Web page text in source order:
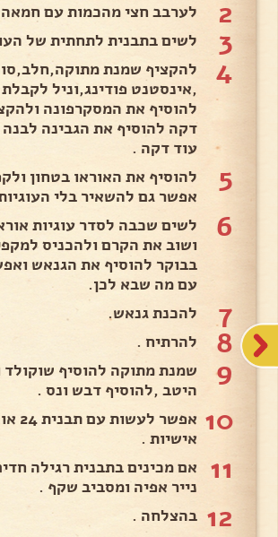
2 לערבב חצי מהכמות עם
3 לשים בתבנית לתחתית של
4
להקציף שמנת
,אינסטנט פודינג,וניל
להוסיף את המסקרפונה
דקה להוסיף את הגבינה
עוד דקה .
5
להוסיף את האוראו בטחון
אפשר גם להשאיר בלי
6
לשים שכבה לסדר עוגיות
ושוב את הקרם ולהכניס
בבוקר להוסיף את הגנאש
עם מה שבא לכן.
7 להכנת גנאש.
8 להרתיח .
9
שמנת מתוקה להוסיף שוקולד
היטב ,להוסיף דבש ונס .
10
אפשר
אישיות .
11
אם מכינים בתבנית רגילה
נייר אפיה ומסביב שקף .
12 בהצלחה .